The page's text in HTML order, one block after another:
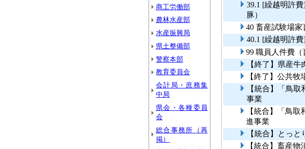
商工労働部
農林水産部
水産振興局
県土整備部
警察本部
教育委員会
会計局・庶務集
中局
県会・各種委員
会
総合事務所（再
掲）
39.1 [繰越明許
豚）
40 畜産試験場
40.1 [繰越明許
99 職員人件費（
【終了】県産
【終了】公共牧
【統合】「鳥
事業
【統合】「鳥
進事業
【統合】とっ
【統合】畜産